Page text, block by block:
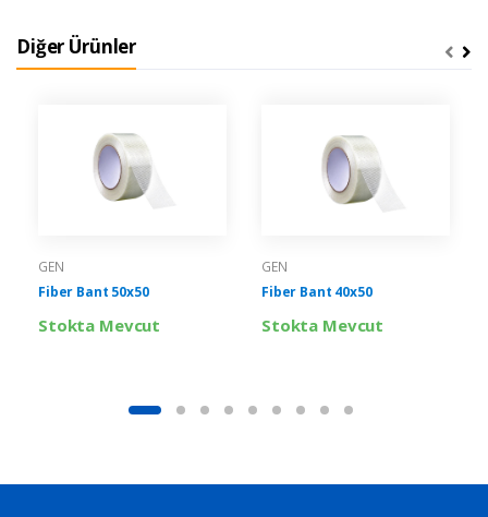
Diğer Ürünler
GEN
Fiber Bant 50x50
Stokta Mevcut
GEN
Fiber Bant 40x50
Stokta Mevcut